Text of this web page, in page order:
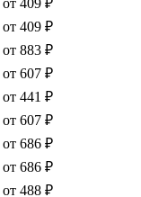
от 409 ₽
от 409 ₽
от 883 ₽
от 607 ₽
от 441 ₽
от 607 ₽
от 686 ₽
от 686 ₽
от 488 ₽